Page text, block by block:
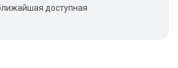
доступная